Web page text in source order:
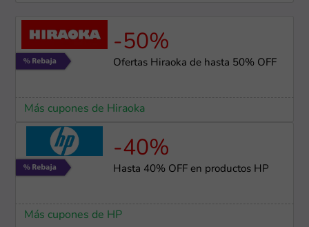
-50%
Ofertas Hiraoka de hasta 50% OFF
Más cupones de Hiraoka
-40%
Hasta 40% OFF en productos HP
Más cupones de HP